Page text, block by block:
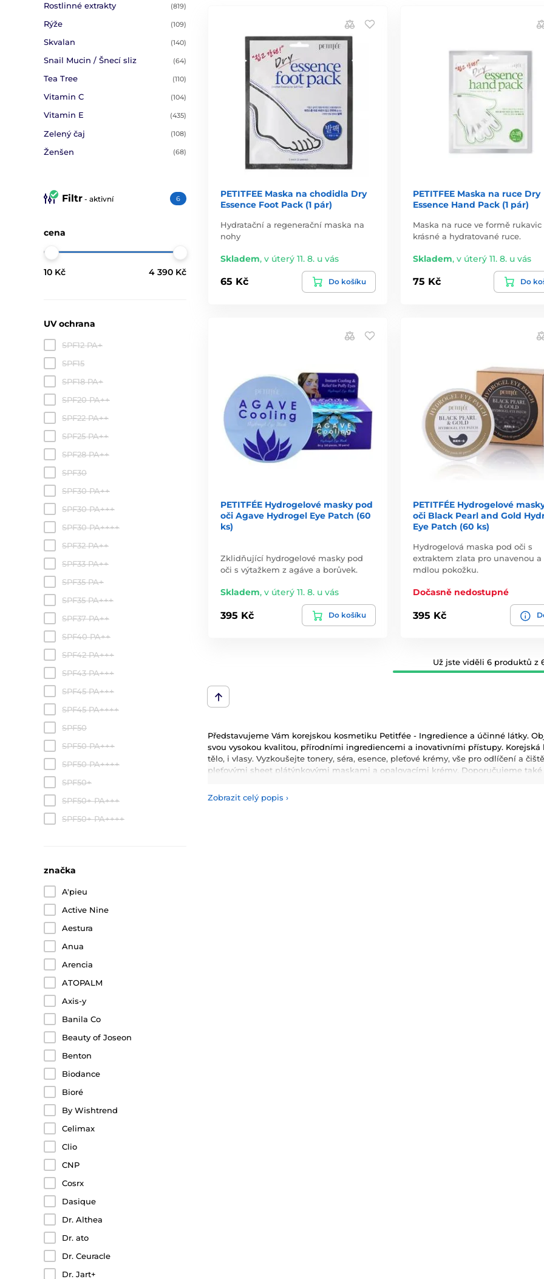
Rostlinné extrakty (819)
Rýže (109)
Skvalan (140)
Snail Mucin / Šnecí sliz (64)
Tea Tree (110)
Vitamin C (104)
Vitamin E (435)
Zelený čaj (108)
Ženšen (68)
Filtr - aktivní 6
cena
10 Kč 4 390 Kč
UV ochrana
SPF12 PA+
SPF15
SPF18 PA+
SPF20 PA++
SPF22 PA++
SPF25 PA++
SPF28 PA++
SPF30
SPF30 PA++
SPF30 PA+++
SPF30 PA++++
SPF32 PA++
SPF33 PA++
SPF35 PA+
SPF35 PA+++
SPF37 PA++
SPF40 PA++
SPF42 PA+++
SPF43 PA+++
SPF45 PA+++
SPF45 PA++++
SPF50
SPF50 PA+++
SPF50 PA++++
SPF50+
SPF50+ PA+++
SPF50+ PA++++
značka
A'pieu
Active Nine
Aestura
Anua
Arencia
ATOPALM
Axis-y
Banila Co
Beauty of Joseon
Benton
Biodance
Bioré
By Wishtrend
Celimax
Clio
CNP
Cosrx
Dasique
Dr. Althea
Dr. ato
Dr. Ceuracle
Dr. Jart+
PETITFEE Maska na chodidla Dry
Essence Foot Pack (1 pár)
Hydratační a regenerační maska na
nohy
Skladem, v úterý 11. 8. u vás
65 Kč Do košíku
PETITFEE Maska na ruce Dry
Essence Hand Pack (1 pár)
Maska na ruce ve formě rukavic
krásné a hydratované ruce.
Skladem, v úterý 11. 8. u vás
75 Kč Do
PETITFÉE Hydrogelové masky pod
oči Agave Hydrogel Eye Patch (60
ks)
Zklidňující hydrogelové masky pod
oči s výtažkem z agáve a borůvek.
Skladem, v úterý 11. 8. u vás
395 Kč Do košíku
PETITFÉE Hydrogelové
oči Black Pearl and Gold
Eye Patch (60 ks)
Hydrogelová maska pod oči s
extraktem zlata pro unavenou a
mdlou pokožku.
Dočasně nedostupné
395 Kč
Už jste viděli 6 produktů z
Představujeme Vám korejskou kosmetiku Petitfée - Ingredience a účinné látky.
svou vysokou kvalitou, přírodními ingrediencemi a inovativními přístupy.
tělo, i vlasy. Vyzkoušejte tonery, séra, esence, pleťové krémy, vše pro odlíčení a
pleťovými sheet plátýnkovými maskami a opalovacími krémy. Doporučujeme
Mezi nejčastěji používané ingredience patří šnečí extrakt, zelený čaj, aloe vera a
Zobrazit celý popis ›